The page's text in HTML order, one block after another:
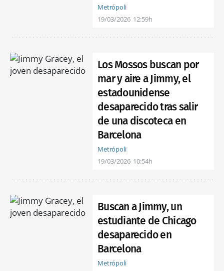
Metrópoli
19/03/2026 12:59h
Los Mossos buscan por
mar y aire a Jimmy, el
estadounidense
desaparecido tras salir
de una discoteca en
Barcelona
Metrópoli
19/03/2026 10:54h
Buscan a Jimmy, un
estudiante de Chicago
desaparecido en
Barcelona
Metrópoli